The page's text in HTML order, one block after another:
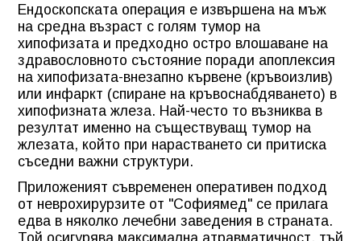
Ендоскопската операция е извършена на мъж
на средна възраст с голям тумор на
хипофизата и предходно остро влошаване на
здравословното състояние поради апоплексия
на хипофизата-внезапно кървене (кръвоизлив)
или инфаркт (спиране на кръвоснабдяването) в
хипофизната жлеза. Най-често то възниква в
резултат именно на съществуващ тумор на
жлезата, който при нарастването си притиска
съседни важни структури.
Приложеният съвременен оперативен подход
от неврохирурзите от "Софиямед" се прилага
едва в няколко лечебни заведения в страната.
Той осигурява максимална атравматичност, тъй